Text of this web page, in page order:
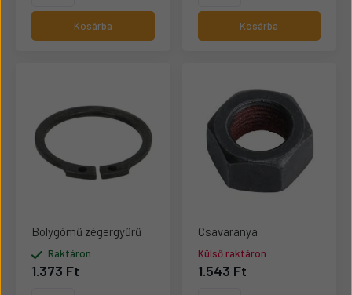
Kosárba Kosárba
Bolygómű zégergyűrű
Raktáron
1.373 Ft
Csavaranya
Külső raktáron
1.543 Ft